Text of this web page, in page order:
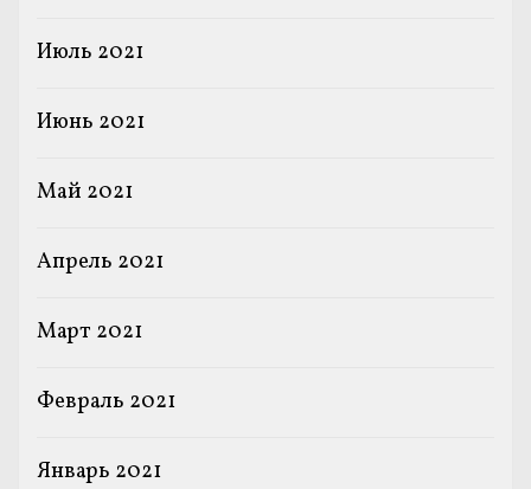
Июль 2021
Июнь 2021
Май 2021
Апрель 2021
Март 2021
Февраль 2021
Январь 2021